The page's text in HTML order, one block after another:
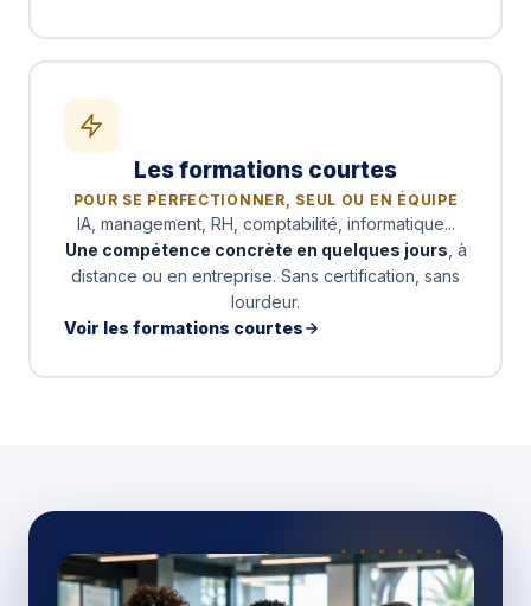
Les formations courtes
POUR SE PERFECTIONNER, SEUL OU EN ÉQUIPE
IA, management, RH, comptabilité, informatique...
Une compétence concrète en quelques jours , à
distance ou en entreprise. Sans certification, sans
lourdeur.
Voir les formations courtes